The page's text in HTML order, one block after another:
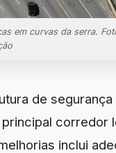
em curvas da serra.
de
corredor
inclui